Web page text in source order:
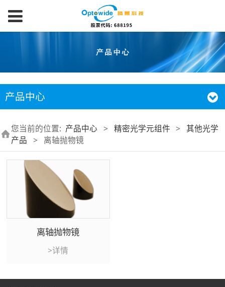
产品中心
您当前的位置: 产品中心 > 精密光学元组件 >
其他光学
产品 > 离轴抛物镜
离轴抛物镜
>详情